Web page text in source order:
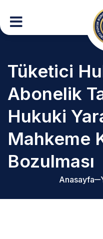
Tüketici
Abonelik
Hukuki
Mahkeme
Bozulması
Anasayfa